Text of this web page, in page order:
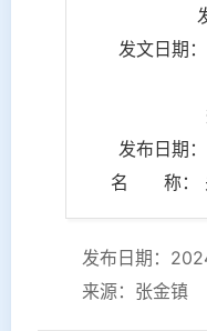
发文日期
发布日期
发布日期：
来源：张金镇